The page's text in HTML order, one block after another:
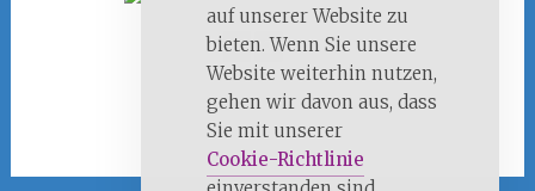
1 2 ►
auf unserer Website zu
bieten. Wenn Sie unsere
Website weiterhin nutzen,
gehen wir davon aus, dass
Sie mit unserer
Cookie-Richtlinie